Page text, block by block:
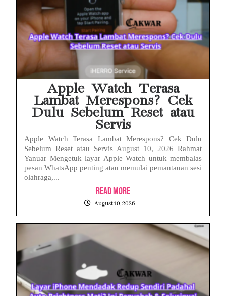
Apple Watch Terasa
Lambat Merespons? Cek
Dulu Sebelum Reset atau
Servis
Apple Watch Terasa Lambat Merespons? Cek Dulu
Sebelum Reset atau Servis August 10, 2026 Rahmat
Yanuar Mengetuk layar Apple Watch untuk membalas
pesan WhatsApp penting atau memulai pemantauan sesi
olahraga,...
Read More
August 10, 2026